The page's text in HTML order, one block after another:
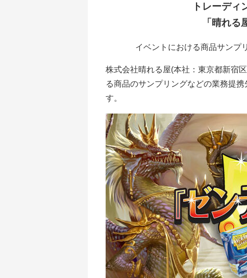
トレーディ
「晴れ
イベントにおける商品サンプ
株式会社晴れる屋(本社：東京都新宿
る商品のサンプリングなどの業務提
す。